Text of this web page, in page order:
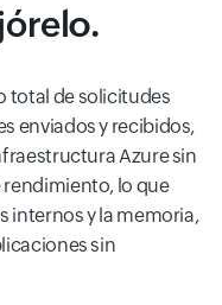
total de solicitudes
enviados y recibidos,
Azure sin
rendimiento, lo que
internos y la memoria,
sin